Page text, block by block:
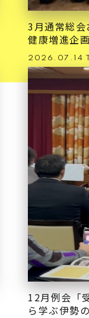
3月通常総
健康増進企画
2026.07.14
12月例会「
ら学ぶ伊勢の